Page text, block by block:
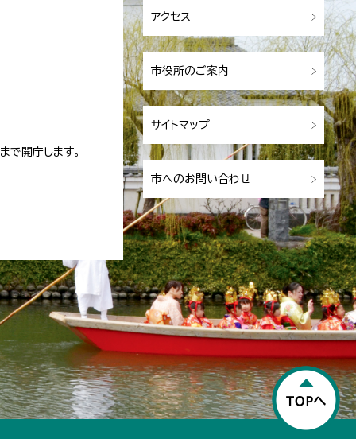
開庁します。
アクセス
市役所のご案内
サイトマップ
市へのお問い合わせ